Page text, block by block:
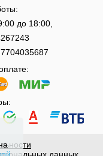
до 18:00,